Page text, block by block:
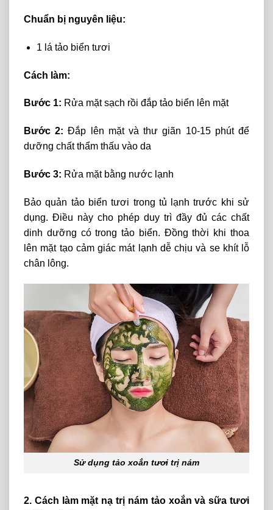
Chuẩn bị nguyên liệu:
1 lá tảo biển tươi
Cách làm:
Bước 1: Rửa mặt sạch rồi đắp tảo biển lên mặt
Bước 2: Đắp lên mặt và thư giãn 10-15 phút để
dưỡng chất thẩm thấu vào da
Bước 3: Rửa mặt bằng nước lạnh
Bảo quản tảo biển tươi trong tủ lạnh trước khi sử
dụng. Điều này cho phép duy trì đầy đủ các chất
dinh dưỡng có trong tảo biển. Đồng thời khi thoa
lên mặt tạo cảm giác mát lạnh dễ chịu và se khít lỗ
chân lông.
Sử dụng tảo xoắn tươi trị nám
2. Cách làm mặt nạ trị nám tảo xoắn và sữa tươi